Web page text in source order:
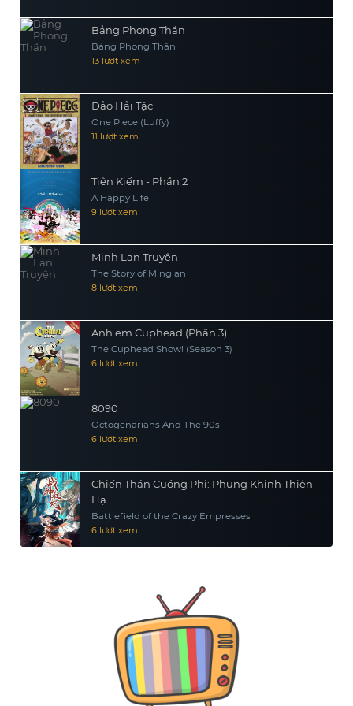
Bảng Phong Thần
Bảng Phong Thần
13 lượt xem
Đảo Hải Tặc
One Piece (Luffy)
11 lượt xem
Tiên Kiếm - Phần 2
A Happy Life
9 lượt xem
Minh Lan Truyện
The Story of Minglan
8 lượt xem
Anh em Cuphead (Phần 3)
The Cuphead Show! (Season 3)
6 lượt xem
8090
Octogenarians And The 90s
6 lượt xem
Chiến Thần Cuồng Phi: Phụng Khinh Thiên
Hạ
Battlefield of the Crazy Empresses
6 lượt xem